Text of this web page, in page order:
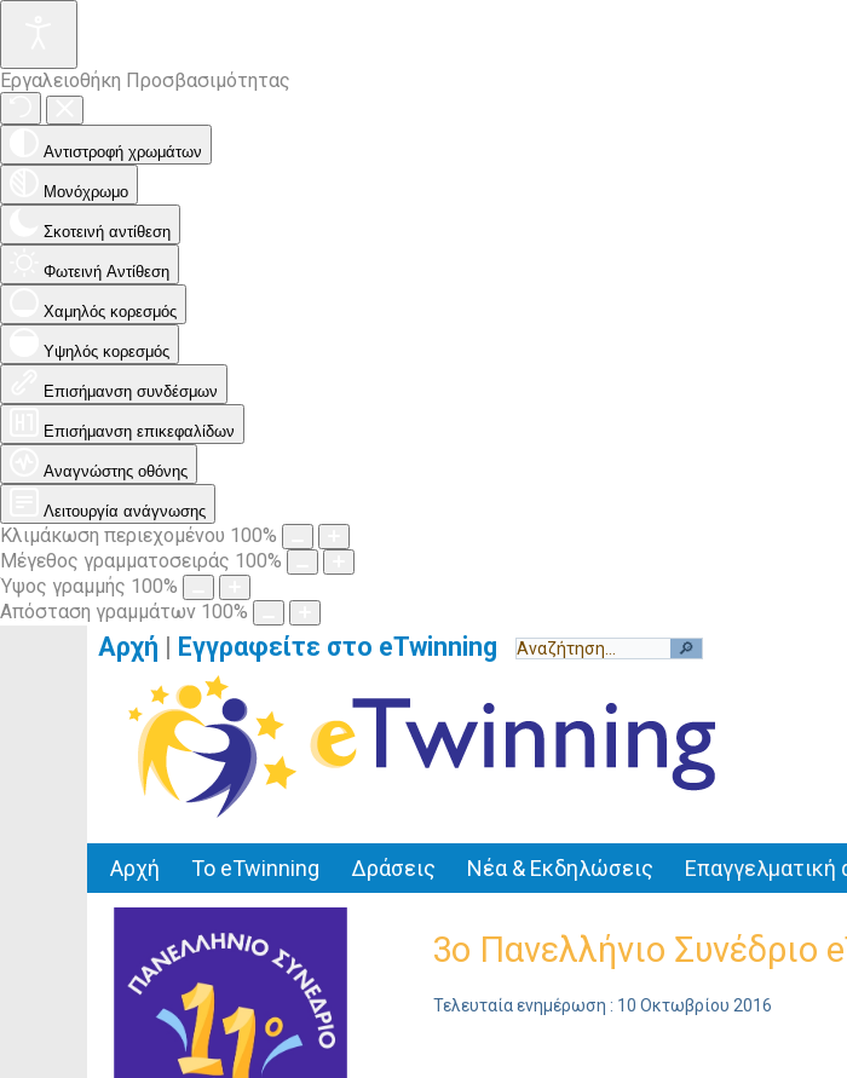
Εργαλειοθήκη Προσβασιμότητας
Αντιστροφή χρωμάτων
Μονόχρωμο
Σκοτεινή αντίθεση
Φωτεινή Αντίθεση
Χαμηλός κορεσμός
Υψηλός κορεσμός
Επισήμανση συνδέσμων
Επισήμανση επικεφαλίδων
Αναγνώστης οθόνης
Λειτουργία ανάγνωσης
Κλιμάκωση περιεχομένου 100%
Μέγεθος γραμματοσειράς 100%
Ύψος γραμμής 100%
Απόσταση γραμμάτων 100%
Αρχή | Εγγραφείτε στο eTwinning
Αρχή Το eTwinning Δράσεις Νέα & Εκδηλώσεις Επαγγελματική
3ο Πανελλήνιο Συνέδριο
Τελευταία ενημέρωση : 10 Οκτωβρίου 2016